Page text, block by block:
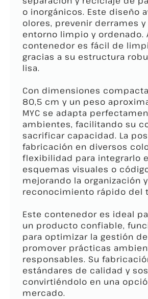
o inorgánicos. Este diseño
olores, prevenir derrames
entorno limpio y ordenado.
contenedor es fácil de
gracias a su estructura
lisa.
Con dimensiones
80,5 cm y un peso
MYC se adapta
ambientes, facilitando su
sacrificar capacidad. La
fabricación en diversos
flexibilidad para integrarlo
esquemas visuales o
mejorando la organización
reconocimiento rápido del
Este contenedor es ideal
un producto confiable,
para optimizar la gestión
promover prácticas
responsables. Su
estándares de calidad y
convirtiéndolo en una
mercado.